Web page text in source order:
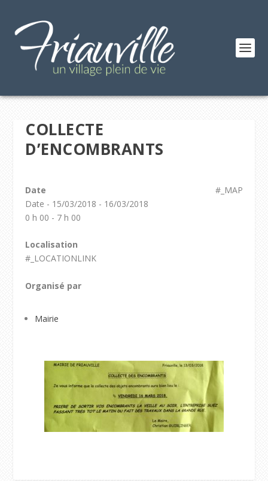
COLLECTE
D’ENCOMBRANTS
#_MAP
Date
Date - 15/03/2018 - 16/03/2018
0 h 00 - 7 h 00
Localisation
#_LOCATIONLINK
Organisé par
Mairie